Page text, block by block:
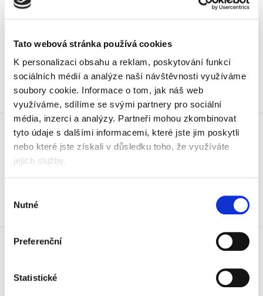
Tato webová stránka používá cookies
K personalizaci obsahu a reklam, poskytování funkcí
sociálních médií a analýze naší návštěvnosti využíváme
soubory cookie. Informace o tom, jak náš web
využíváme, sdílíme se svými partnery pro sociální
média, inzerci a analýzy. Partneři mohou zkombinovat
tyto údaje s dalšími informacemi, které jste jim poskytli
nebo které jste získali v důsledku toho, že využíváte
jejich služby.
souhlasu
Nutné
Preferenční
Statistické
Řadit podle:
Návnada na myši, krysy
a potkany Bros, měkká, 150 g
59 Kč
71,39 Kč vč. DPH
Prostředek Bros Zelená síla
na mravence a šváby, 300 ml